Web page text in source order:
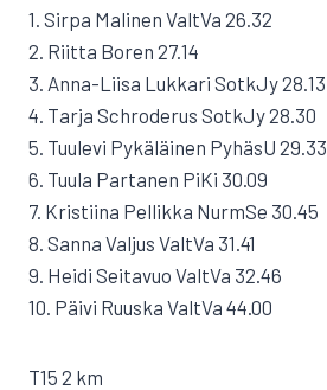
1. Sirpa Malinen ValtVa 26.32
2. Riitta Boren 27.14
3. Anna-Liisa Lukkari SotkJy 28.13
4. Tarja Schroderus SotkJy 28.30
5. Tuulevi Pykäläinen PyhäsU 29.33
6. Tuula Partanen PiKi 30.09
7. Kristiina Pellikka NurmSe 30.45
8. Sanna Valjus ValtVa 31.41
9. Heidi Seitavuo ValtVa 32.46
10. Päivi Ruuska ValtVa 44.00
T15 2 km